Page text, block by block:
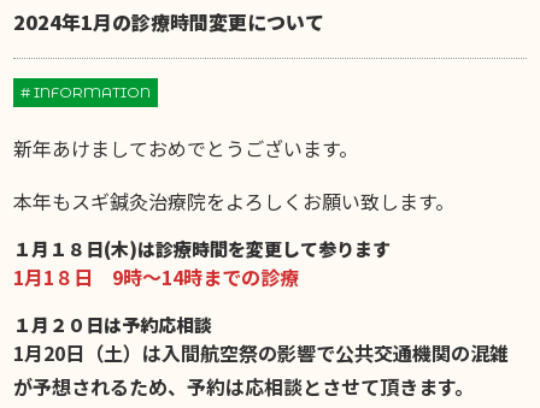
スギブログ
2024年1月の診療時間変更について
# INFORMATION
新年あけましておめでとうございます。
本年もスギ鍼灸治療院をよろしくお願い致します。
１月１８日(木)は診療時間を変更して参ります
1月1８日 9時～14時までの診療
１月２０日は予約応相談
1月20日（土）は入間航空祭の影響で公共交通機関の混雑
が予想されるため、予約は応相談とさせて頂きます。